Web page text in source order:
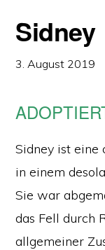
Sidney
3. August 2019
Sidney ist eine
in einem
Sie war
das Fell durch
allgemeiner